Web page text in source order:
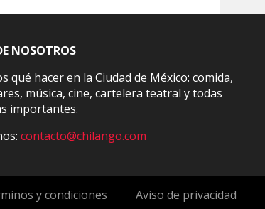
NOSOTROS
qué hacer en la Ciudad de México: comida,
música, cine, cartelera teatral y todas
importantes.
contacto@chilango.com
y condiciones Aviso de privacidad